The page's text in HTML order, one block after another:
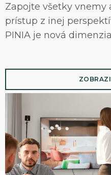
Zapojte všetky vnemy
prístup z inej
PINIA je nová